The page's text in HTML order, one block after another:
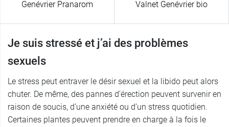
Genévrier Pranarom
Valnet Genévrier bio
Je suis stressé et j’ai des problèmes
sexuels
Le stress peut entraver le désir sexuel et la libido peut alors
chuter. De même, des pannes d’érection peuvent survenir en
raison de soucis, d’une anxiété ou d’un stress quotidien.
Certaines plantes peuvent prendre en charge à la fois le